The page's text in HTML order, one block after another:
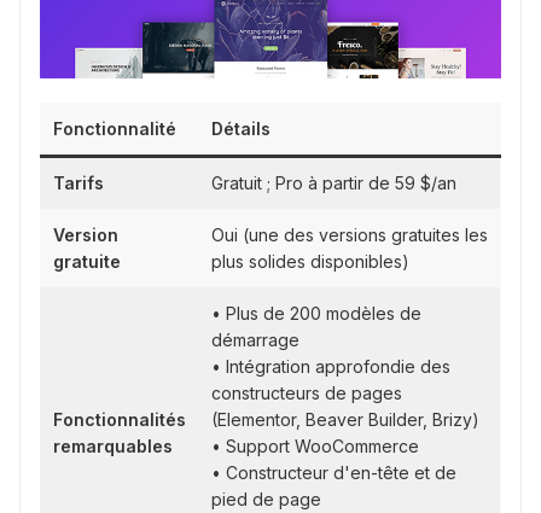
Fonctionnalité Détails
Tarifs Gratuit ; Pro à partir de 59 $/an
Version
gratuite
Oui (une des versions gratuites les
plus solides disponibles)
Fonctionnalités
remarquables
• Plus de 200 modèles de
démarrage
• Intégration approfondie des
constructeurs de pages
(Elementor, Beaver Builder, Brizy)
• Support WooCommerce
• Constructeur d'en-tête et de
pied de page